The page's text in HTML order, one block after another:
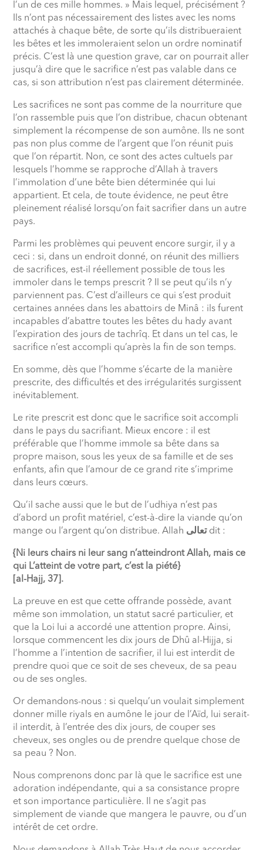
l’un de ces mille hommes. » Mais lequel, précisément ?
Ils n’ont pas nécessairement des listes avec les noms
attachés à chaque bête, de sorte qu’ils distribueraient
les bêtes et les immoleraient selon un ordre nominatif
précis. C’est là une question grave, car on pourrait aller
jusqu’à dire que le sacrifice n’est pas valable dans ce
cas, si son attribution n’est pas clairement déterminée.
Les sacrifices ne sont pas comme de la nourriture que
l’on rassemble puis que l’on distribue, chacun obtenant
simplement la récompense de son aumône. Ils ne sont
pas non plus comme de l’argent que l’on réunit puis
que l’on répartit. Non, ce sont des actes cultuels par
lesquels l’homme se rapproche d’Allah à travers
l’immolation d’une bête bien déterminée qui lui
appartient. Et cela, de toute évidence, ne peut être
pleinement réalisé lorsqu’on fait sacrifier dans un autre
pays.
Parmi les problèmes qui peuvent encore surgir, il y a
ceci : si, dans un endroit donné, on réunit des milliers
de sacrifices, est-il réellement possible de tous les
immoler dans le temps prescrit ? Il se peut qu’ils n’y
parviennent pas. C’est d’ailleurs ce qui s’est produit
certaines années dans les abattoirs de Minâ : ils furent
incapables d’abattre toutes les bêtes du hady avant
l’expiration des jours de tachrîq. Et dans un tel cas, le
sacrifice n’est accompli qu’après la fin de son temps.
En somme, dès que l’homme s’écarte de la manière
prescrite, des difficultés et des irrégularités surgissent
inévitablement.
Le rite prescrit est donc que le sacrifice soit accompli
dans le pays du sacrifiant. Mieux encore : il est
préférable que l’homme immole sa bête dans sa
propre maison, sous les yeux de sa famille et de ses
enfants, afin que l’amour de ce grand rite s’imprime
dans leurs cœurs.
Qu’il sache aussi que le but de l’udhiya n’est pas
d’abord un profit matériel, c’est-à-dire la viande qu’on
mange ou l’argent qu’on distribue. Allah تعالىdit :
{Ni leurs chairs ni leur sang n’atteindront Allah, mais ce
qui L’atteint de votre part, c’est la piété}
[al-Hajj, 37].
La preuve en est que cette offrande possède, avant
même son immolation, un statut sacré particulier, et
que la Loi lui a accordé une attention propre. Ainsi,
lorsque commencent les dix jours de Dhû al-Hijja, si
l’homme a l’intention de sacrifier, il lui est interdit de
prendre quoi que ce soit de ses cheveux, de sa peau
ou de ses ongles.
Or demandons-nous : si quelqu’un voulait simplement
donner mille riyals en aumône le jour de l’Aïd, lui serait-
il interdit, à l’entrée des dix jours, de couper ses
cheveux, ses ongles ou de prendre quelque chose de
sa peau ? Non.
Nous comprenons donc par là que le sacrifice est une
adoration indépendante, qui a sa consistance propre
et son importance particulière. Il ne s’agit pas
simplement de viande que mangera le pauvre, ou d’un
intérêt de cet ordre.